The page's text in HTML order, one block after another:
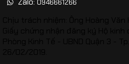
0946661266